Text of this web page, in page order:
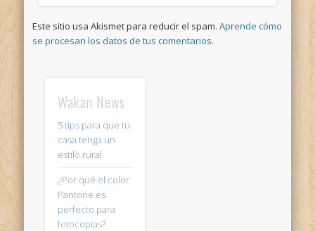
Este sitio usa Akismet para reducir el spam.Aprende cómo
se procesan los datos de tus comentarios.
Wakan News
5 tips para que tu
casa tenga un
estilo rural
¿Por qué el color
Pantone es
perfecto para
fotocopias?